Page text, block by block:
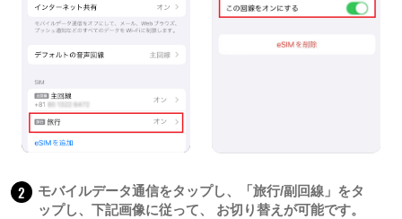
2
モバイルデータ通信をタップし、「旅行/副回線」をタ
ップし、下記画像に従って、 お切り替えが可能です。